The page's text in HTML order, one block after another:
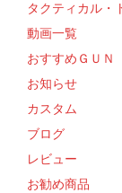
タクティカル・
動画一覧
おすすめＧＵＮ
お知らせ
カスタム
ブログ
レビュー
お勧め商品